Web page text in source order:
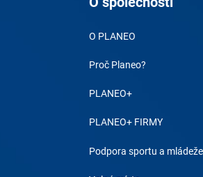
O PLANEO
Proč Planeo?
PLANEO+
PLANEO+ FIRMY
Podpora sportu a mládeže